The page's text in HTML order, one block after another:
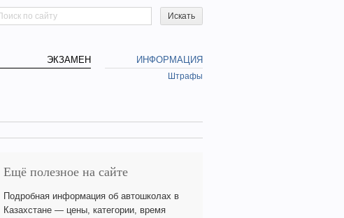
form
ЭКЗАМЕН ИНФОРМАЦИЯ
Штрафы
Ещё полезное на сайте
Подробная информация об автошколах в
Казахстане — цены, категории, время